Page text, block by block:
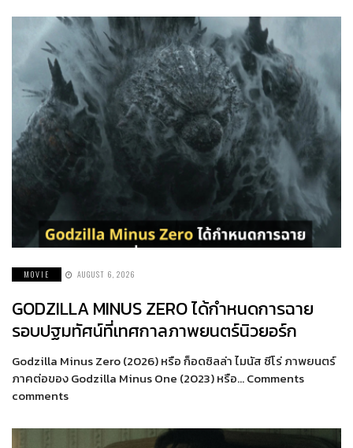
MOVIE AUGUST 6, 2026
GODZILLA MINUS ZERO ได้กำหนดการฉาย
รอบปฐมทัศน์ที่เทศกาลภาพยนตร์นิวยอร์ก
Godzilla Minus Zero (2026) หรือ ก็อดซิลล่า ไมนัส ซีโร่ ภาพยนตร์
ภาคต่อของ Godzilla Minus One (2023) หรือ… Comments
comments